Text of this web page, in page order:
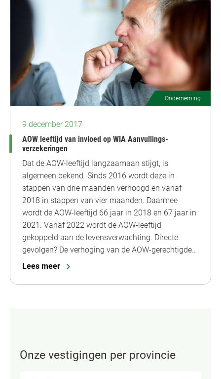
Onderneming
9 december 2017
AOW leeftijd van invloed op WIA Aanvullings-
verzekeringen
Dat de AOW-leeftijd langzaamaan stijgt, is
algemeen bekend. Sinds 2016 wordt deze in
stappen van drie maanden verhoogd en vanaf
2018 in stappen van vier maanden. Daarmee
wordt de AOW-leeftijd 66 jaar in 2018 en 67 jaar in
2021. Vanaf 2022 wordt de AOW-leeftijd
gekoppeld aan de levensverwachting. Directe
gevolgen? De verhoging van de AOW-gerechtigde…
Lees meer
Onze vestigingen per provincie